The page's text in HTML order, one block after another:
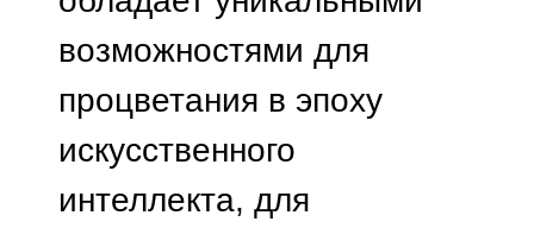
возможностями для
процветания в эпоху
искусственного
интеллекта, для